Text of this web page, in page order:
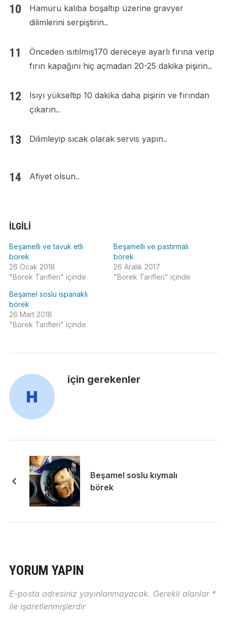
Hamuru kalıba boşaltıp üzerine gravyer
dilimlerini serpiştirin..
Önceden ısıtılmış170 dereceye ayarlı fırına verip
fırın kapağını hiç açmadan 20-25 dakika pişirin..
Isıyı yükseltip 10 dakika daha pişirin ve fırından
çıkarın..
Dilimleyip sıcak olarak servis yapın..
Afiyet olsun..
İLGILI
Beşamelli ve tavuk etli
börek
26 Ocak 2018
"Borek Tarifleri" içinde
Beşamelli ve pastırmalı
börek
26 Aralık 2017
"Borek Tarifleri" içinde
Beşamel soslu ıspanaklı
börek
26 Mart 2018
"Borek Tarifleri" içinde
için gerekenler
Beşamel soslu kıymalı
börek
YORUM YAPIN
E-posta adresiniz yayınlanmayacak. Gerekli alanlar *
ile işaretlenmişlerdir